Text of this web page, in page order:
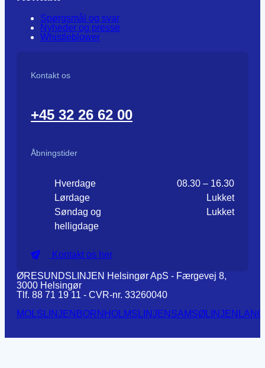
Spørgsmål og svar
Nyheder og presse
Whistleblower
Kontakt os
+45 32 26 62 00
Åbningstider
Hverdage
08.30 – 16.30
Lørdage
Lukket
Søndag og
helligdage
Lukket
Kontakt os her
ØRESUNDSLINJEN Helsingør ApS - Færgevej 8,
3000 Helsingør
Tlf. 88 71 19 11 - CVR-nr. 33260040
MOLSLINJEN BORNHOLMSLINJEN SAMSØLINJEN